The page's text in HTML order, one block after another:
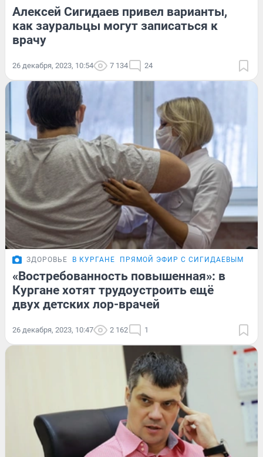
Алексей Сигидаев привел варианты,
как зауральцы могут записаться к
врачу
26 декабря, 2023, 10:54 7 134 24
ЗДОРОВЬЕ В КУРГАНЕ ПРЯМОЙ ЭФИР С СИГИДАЕВЫМ
«Востребованность повышенная»: в
Кургане хотят трудоустроить ещё
двух детских лор-врачей
26 декабря, 2023, 10:47 2 162 1